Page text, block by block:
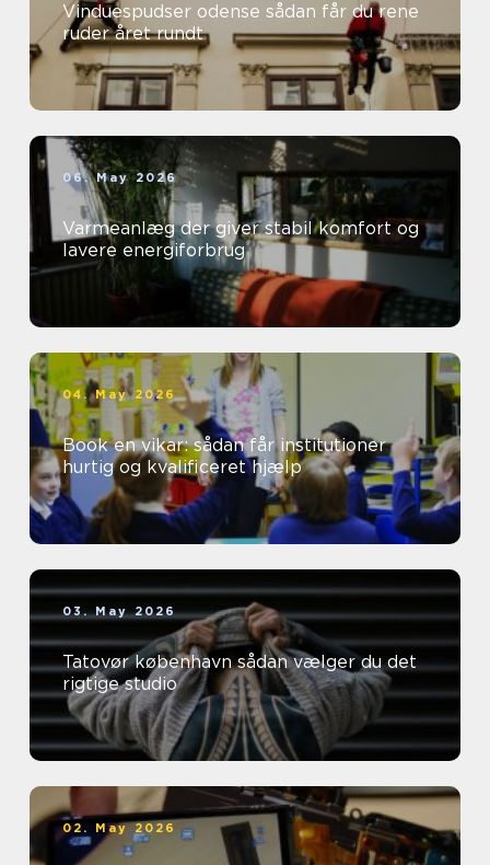
Vinduespudser odense sådan får du rene
ruder året rundt
06. May 2026
Varmeanlæg der giver stabil komfort og
lavere energiforbrug
04. May 2026
Book en vikar: sådan får institutioner
hurtig og kvalificeret hjælp
03. May 2026
Tatovør københavn sådan vælger du det
rigtige studio
02. May 2026